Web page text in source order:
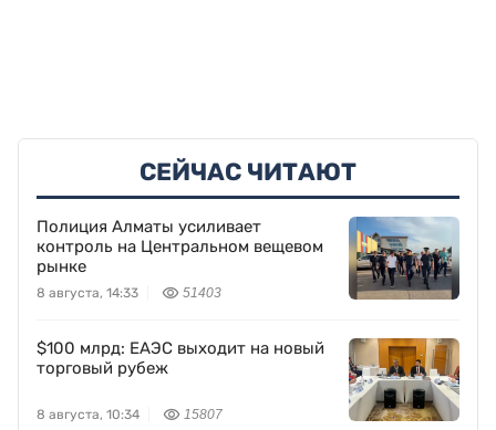
СЕЙЧАС ЧИТАЮТ
Полиция Алматы усиливает
контроль на Центральном вещевом
рынке
8 августа, 14:33 51403
$100 млрд: ЕАЭС выходит на новый
торговый рубеж
8 августа, 10:34 15807